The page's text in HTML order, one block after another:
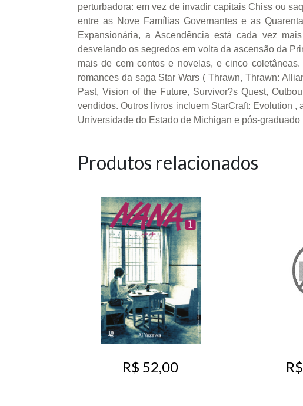
perturbadora: em vez de invadir capitais Chiss ou
entre as Nove Famílias Governantes e as
Expansionária, a Ascendência está cada vez
desvelando os segredos em volta da ascensão da
mais de cem contos e novelas, e cinco
romances da saga Star Wars ( Thrawn, Thrawn:
Past, Vision of the Future, Survivor?s Quest,
vendidos. Outros livros incluem StarCraft: Evolution
Universidade do Estado de Michigan e pós-
Produtos relacionados
R$ 52,00